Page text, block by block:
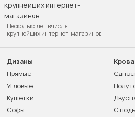
Несколько лет в числе
крупнейших интернет-магазинов
Диваны
Прямые
Угловые
Кушетки
Софы
С